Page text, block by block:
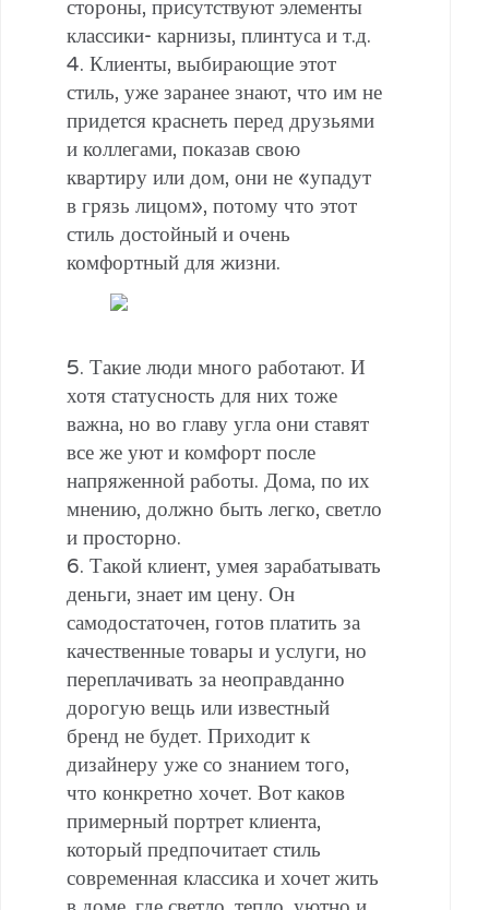
стороны, присутствуют элементы
классики- карнизы, плинтуса и т.д.
4. Клиенты, выбирающие этот
стиль, уже заранее знают, что им не
придется краснеть перед друзьями
и коллегами, показав свою
квартиру или дом, они не «упадут
в грязь лицом», потому что этот
стиль достойный и очень
комфортный для жизни.
5. Такие люди много работают. И
хотя статусность для них тоже
важна, но во главу угла они ставят
все же уют и комфорт после
напряженной работы. Дома, по их
мнению, должно быть легко, светло
и просторно.
6. Такой клиент, умея зарабатывать
деньги, знает им цену. Он
самодостаточен, готов платить за
качественные товары и услуги, но
переплачивать за неоправданно
дорогую вещь или известный
бренд не будет. Приходит к
дизайнеру уже со знанием того,
что конкретно хочет. Вот каков
примерный портрет клиента,
который предпочитает стиль
современная классика и хочет жить